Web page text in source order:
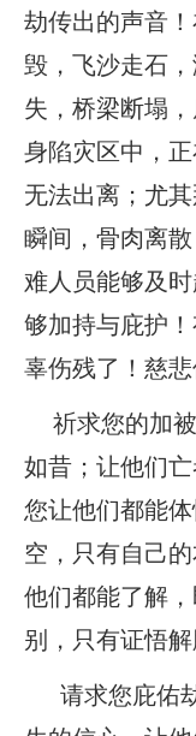
劫传出的声音
毁，飞沙走石
失，桥梁断塌
身陷灾区中，
无法出离；尤
瞬间，骨肉离
难人员能够及
够加持与庇护
辜伤残了！慈悲
祈求您的加
如昔；让他们
您让他们都能
空，只有自己
他们都能了解
别，只有证悟解
请求您庇佑